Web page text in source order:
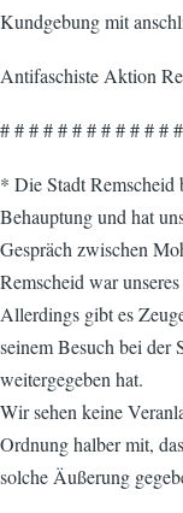
Kundgebung mit
Antifaschiste Aktion
# # # # # # # # # # # #
* Die Stadt Remscheid
Behauptung und hat
Gespräch zwischen
Remscheid war
Allerdings gibt es
seinem Besuch bei der
weitergegeben hat.
Wir sehen keine
Ordnung halber mit,
solche Äußerung